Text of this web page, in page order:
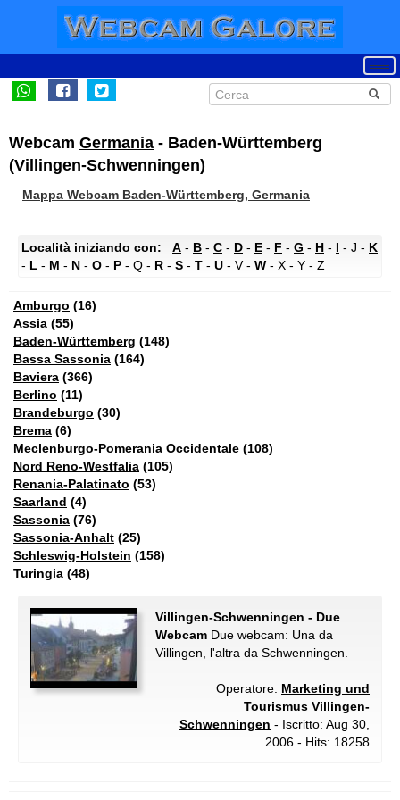
Webcam Germania - Baden-Württemberg
(Villingen-Schwenningen)
Mappa Webcam Baden-Württemberg, Germania
Località iniziando con: A - B - C - D - E - F - G - H - I - J - K
- L - M - N - O - P - Q - R - S - T - U - V - W - X - Y - Z
Amburgo (16)
Assia (55)
Baden-Württemberg (148)
Bassa Sassonia (164)
Baviera (366)
Berlino (11)
Brandeburgo (30)
Brema (6)
Meclenburgo-Pomerania Occidentale (108)
Nord Reno-Westfalia (105)
Renania-Palatinato (53)
Saarland (4)
Sassonia (76)
Sassonia-Anhalt (25)
Schleswig-Holstein (158)
Turingia (48)
Villingen-Schwenningen - Due
Webcam Due webcam: Una da
Villingen, l'altra da Schwenningen.
Operatore: Marketing und
Tourismus Villingen-
Schwenningen - Iscritto: Aug 30,
2006 - Hits: 18258